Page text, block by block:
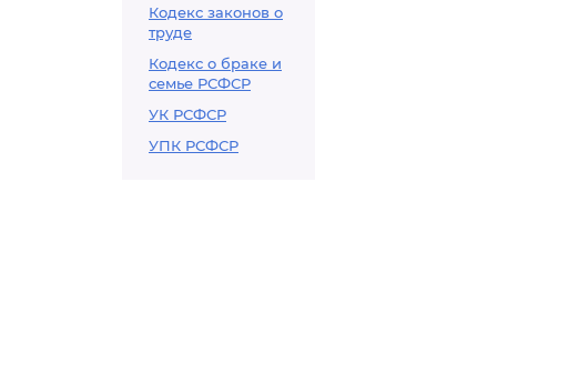
Кодекс законов о
труде
Кодекс о браке и
семье РСФСР
УК РСФСР
УПК РСФСР